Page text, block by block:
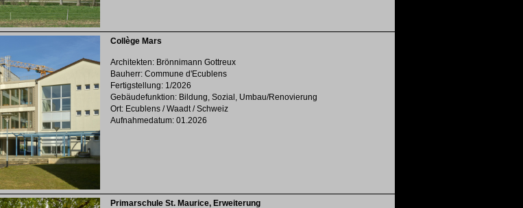
Collège Mars
Architekten: Brönnimann Gottreux
Bauherr: Commune d'Ecublens
Fertigstellung: 1/2026
Gebäudefunktion: Bildung, Sozial, Umbau/Renovierung
Ort: Ecublens / Waadt / Schweiz
Aufnahmedatum: 01.2026
Primarschule St. Maurice, Erweiterung